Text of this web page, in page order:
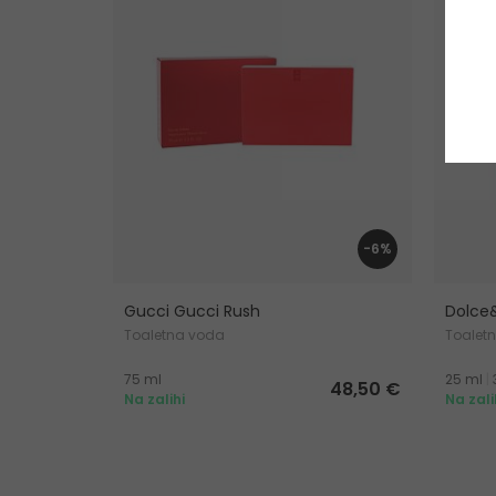
-6%
Gucci Gucci Rush
Toaletna voda
75 ml
Na zalihi
48,50 € 25 ml
Na